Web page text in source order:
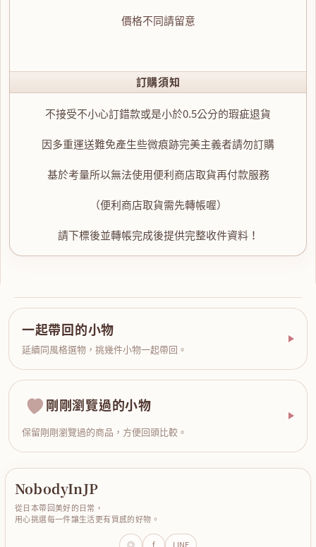
價格不同請留意
訂購須知
不接受不小心訂錯款或是小於0.5公分的瑕疵退貨
因多重運送難免產生些微痕跡完美主義者請勿訂購
基於考量所以無法使用便利商店取貨再付款服務
（便利商店取貨需先轉帳喔）
請下標後並轉帳完成後提供完整收件資料！
一起帶回的小物
延續同風格選物，挑幾件小物一起帶回。
剛剛瀏覽過的小物
保留剛剛瀏覽過的商品，方便回頭比較。
NobodyInJP
從日本帶回美好的日常，
用心挑選每一件讓生活更有質感的好物。